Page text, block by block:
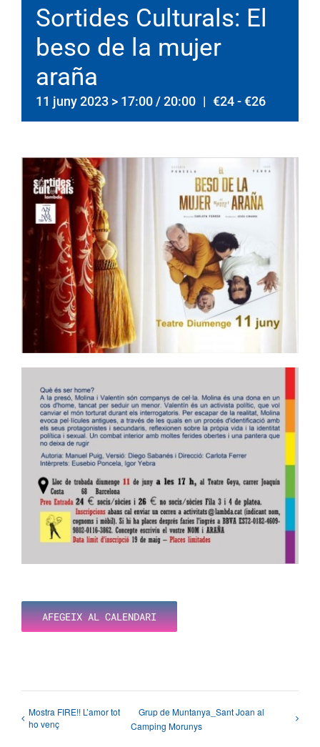
Sortides Culturals: El
beso de la mujer
araña
11 juny 2023 > 17:00/20:00 | €24 - €26
AFEGEIX AL CALENDARI
Mostra FIRE!! L’amor tot
ho venç
Grup de Muntanya_Sant Joan al
Camping Morunys